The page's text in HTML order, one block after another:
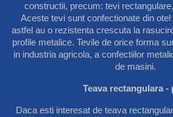
constructii, precum: tevi
Aceste tevi sunt confectionate din
astfel au o rezistenta crescuta la
profile metalice. Tevile de orice forma
in industria agricola, a confectiilor
de masini.
Teava rectangulara -
Daca esti interesat de teava